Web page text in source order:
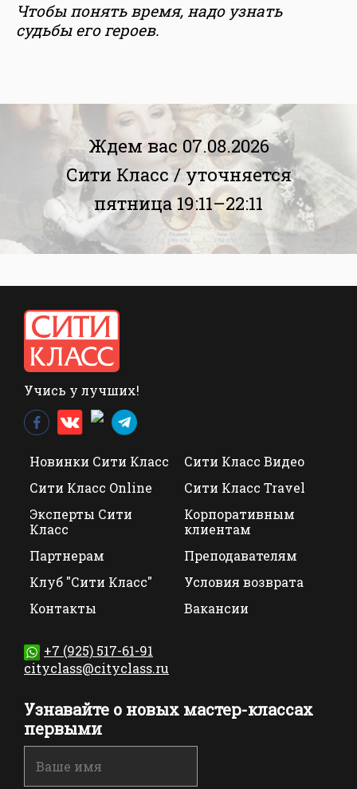
Чтобы понять время, надо узнать
судьбы его героев.
Ждем вас 07.08.2026
Сити Класс /уточняется
пятница 19:11–22:11
Учись у лучших!
Новинки Сити Класс
Сити Класс Видео
Сити Класс Online
Сити Класс Travel
Эксперты Сити
Класс
Корпоративным
клиентам
Партнерам
Преподавателям
Клуб "Сити Класс"
Условия возврата
Контакты
Вакансии
+7 (925) 517-61-91
cityclass@cityclass.ru
Узнавайте о новых мастер-классах
первыми